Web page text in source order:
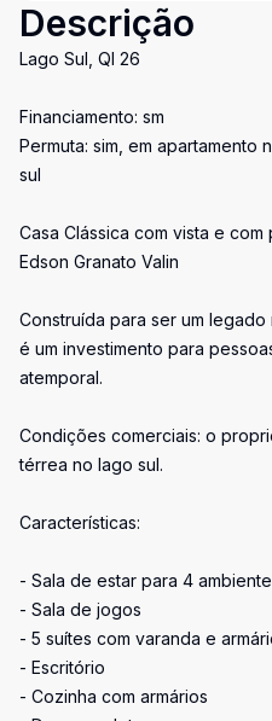
Descrição
Lago Sul, QI 26
Financiamento: sm
Permuta: sim, em apartamento
sul
Casa Clássica com vista e
Edson Granato Valin
Construída para ser um
é um investimento para
atemporal.
Condições comerciais: o
térrea no lago sul.
Características:
- Sala de estar para 4
- Sala de jogos
- 5 suítes com varanda e
- Escritório
- Cozinha com armários